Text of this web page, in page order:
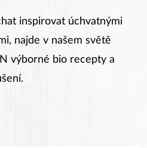
inspirovat úchvatnými
najde v našem světě
výborné bio recepty a